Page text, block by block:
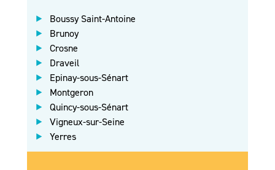
Boussy Saint-Antoine
Brunoy
Crosne
Draveil
Epinay-sous-Sénart
Montgeron
Quincy-sous-Sénart
Vigneux-sur-Seine
Yerres